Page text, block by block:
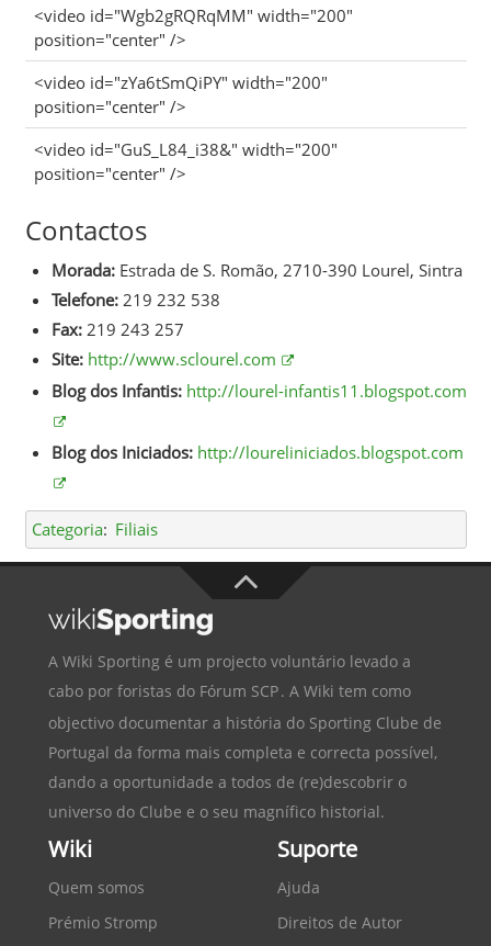
<video id="Wgb2gRQRqMM" width="200"
position="center" />
<video id="zYa6tSmQiPY" width="200"
position="center" />
<video id="GuS_L84_i38&" width="200"
position="center" />
Contactos
Morada:Estrada de S. Romão, 2710-390 Lourel, Sintra
Telefone:219 232 538
Fax:219 243 257
Site: http://www.sclourel.com
Blog dos Infantis: http://lourel-infantis11.blogspot.com
Blog dos Iniciados: http://loureliniciados.blogspot.com
Categoria: Filiais
A Wiki Sporting é um projecto voluntário levado a
cabo por foristas do Fórum SCP. A Wiki tem como
objectivo documentar a história do Sporting Clube de
Portugal da forma mais completa e correcta possível,
dando a oportunidade a todos de (re)descobrir o
universo do Clube e o seu magnífico historial.
Wiki
Quem somos
Prémio Stromp
Suporte
Ajuda
Direitos de Autor